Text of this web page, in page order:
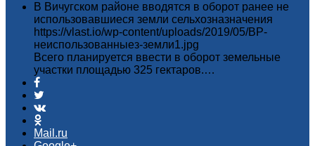
В Вичугском районе вводятся в оборот ранее не
использовавшиеся земли сельхозназначения
https://vlast.io/wp-content/uploads/2019/05/ВР-
неиспользованныез-земли1.jpg
Всего планируется ввести в оборот земельные
участки площадью 325 гектаров.…
Mail.ru